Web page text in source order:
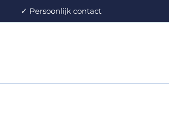
contact